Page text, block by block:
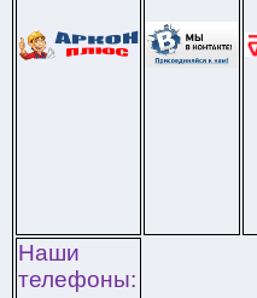
Наши
телефоны: